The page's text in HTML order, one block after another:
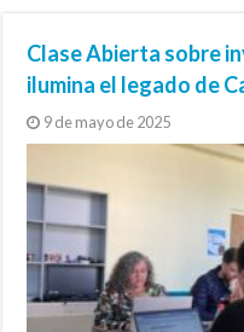
Clase Abierta sobre
ilumina el legado de
9 de mayo de 2025